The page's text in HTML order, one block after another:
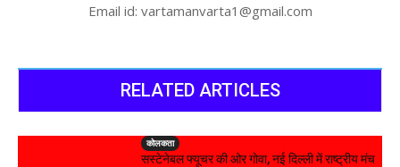
Email id: vartamanvarta1@gmail.com
RELATED ARTICLES
कोलकता
सस्टेनेबल फ्यूचर की ओर गोवा, नई दिल्ली में राष्ट्रीय मंच